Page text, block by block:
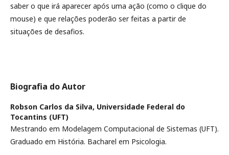
saber o que irá aparecer após uma ação (como o clique do
mouse) e que relações poderão ser feitas a partir de
situações de desafios.
Biografia do Autor
Robson Carlos da Silva, Universidade Federal do
Tocantins (UFT)
Mestrando em Modelagem Computacional de Sistemas (UFT).
Graduado em História. Bacharel em Psicologia.